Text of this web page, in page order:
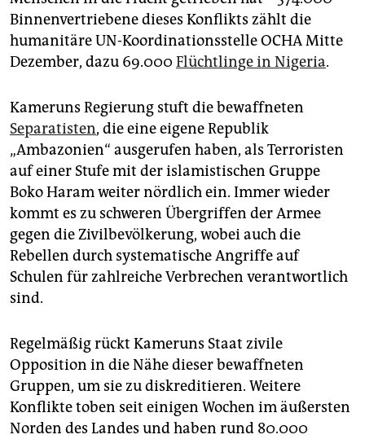
Binnenvertriebene dieses Konflikts zählt die
humanitäre UN-Koordinationsstelle OCHA Mitte
Dezember, dazu 69.000 Flüchtlinge in Nigeria.
Kameruns Regierung stuft die bewaffneten
Separatisten, die eine eigene Republik
„Ambazonien“ ausgerufen haben, als Terroristen
auf einer Stufe mit der islamistischen Gruppe
Boko Haram weiter nördlich ein. Immer wieder
kommt es zu schweren Übergriffen der Armee
gegen die Zivilbevölkerung, wobei auch die
Rebellen durch systematische Angriffe auf
Schulen für zahlreiche Verbrechen verantwortlich
sind.
Regelmäßig rückt Kameruns Staat zivile
Opposition in die Nähe dieser bewaffneten
Gruppen, um sie zu diskreditieren. Weitere
Konflikte toben seit einigen Wochen im äußersten
Norden des Landes und haben rund 80.000